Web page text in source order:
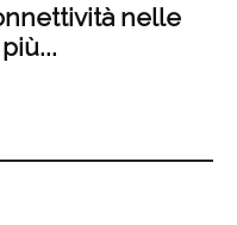
nelle